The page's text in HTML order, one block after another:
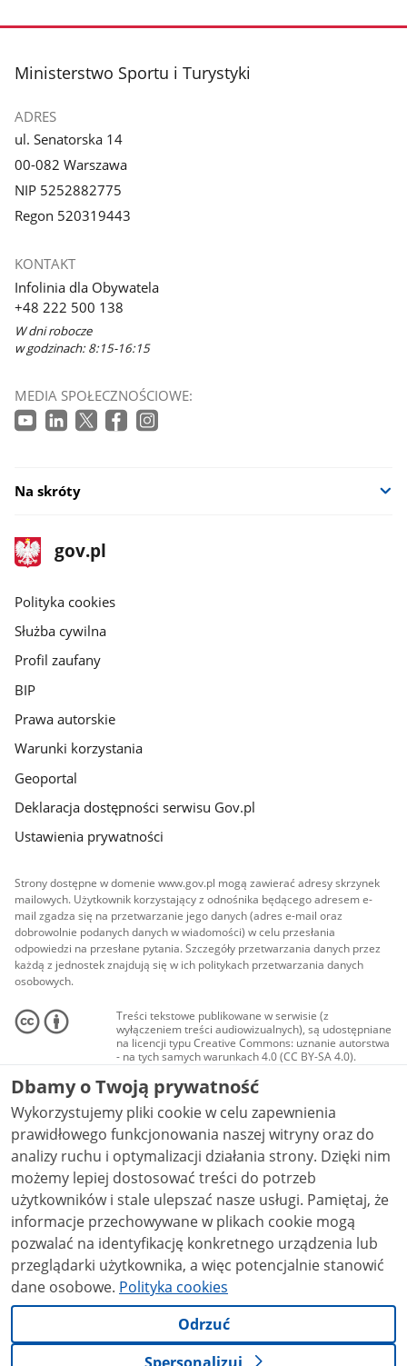
stopka
Ministerstwo Sportu i Turystyki
ADRES
ul. Senatorska 14
00-082 Warszawa
NIP 5252882775
Regon 520319443
KONTAKT
Infolinia dla Obywatela
+48 222 500 138
W dni robocze
w godzinach: 8:15-16:15
MEDIA SPOŁECZNOŚCIOWE:
Na skróty
stopka
gov.pl
Strona
gov.pl
gov.pl
Polityka cookies
Służba cywilna
Profil zaufany
BIP
Prawa autorskie
Warunki korzystania
Geoportal
Deklaracja dostępności serwisu Gov.pl
Ustawienia prywatności
Strony dostępne w domenie www.gov.pl mogą zawierać adresy skrzynek
mailowych. Użytkownik korzystający z odnośnika będącego adresem e-
mail zgadza się na przetwarzanie jego danych (adres e-mail oraz
dobrowolnie podanych danych w wiadomości) w celu przesłania
odpowiedzi na przesłane pytania. Szczegóły przetwarzania danych przez
każdą z jednostek znajdują się w ich politykach przetwarzania danych
osobowych.
Treści tekstowe publikowane w serwisie (z
wyłączeniem treści audiowizualnych), są udostępniane
na licencji typu Creative Commons: uznanie autorstwa
- na tych samych warunkach 4.0 (CC BY-SA 4.0).
Materiały audiowizualne, w tym zdjęcia, materiały
audio i wideo, są udostępniane na licencji typu
Creative Commons: uznanie autorstwa użycie
niekomercyjne - bez utworów zależnych 4.0 (CC BY-
NC-ND 4.0), o ile nie jest to stwierdzone inaczej.
Dbamy o Twoją prywatność
Wykorzystujemy pliki cookie w celu zapewnienia
prawidłowego funkcjonowania naszej witryny oraz do
analizy ruchu i optymalizacji działania strony. Dzięki nim
możemy lepiej dostosować treści do potrzeb
użytkowników i stale ulepszać nasze usługi. Pamiętaj, że
informacje przechowywane w plikach cookie mogą
pozwalać na identyfikację konkretnego urządzenia lub
przeglądarki użytkownika, a więc potencjalnie stanowić
dane osobowe. Polityka cookies
Odrzuć